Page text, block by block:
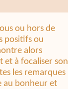
ou hors de
positifs ou
alors
et à focaliser son
les remarques
au bonheur et